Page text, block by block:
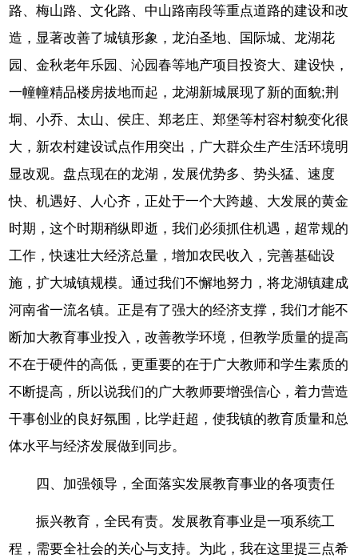
路、梅山路、文化路、中山路南段等重点道路的建设和改
造，显著改善了城镇形象，龙泊圣地、国际城、龙湖花
园、金秋老年乐园、沁园春等地产项目投资大、建设快，
一幢幢精品楼房拔地而起，龙湖新城展现了新的面貌;荆
垌、小乔、太山、侯庄、郑老庄、郑堡等村容村貌变化很
大，新农村建设试点作用突出，广大群众生产生活环境明
显改观。盘点现在的龙湖，发展优势多、势头猛、速度
快、机遇好、人心齐，正处于一个大跨越、大发展的黄金
时期，这个时期稍纵即逝，我们必须抓住机遇，超常规的
工作，快速壮大经济总量，增加农民收入，完善基础设
施，扩大城镇规模。通过我们不懈地努力，将龙湖镇建成
河南省一流名镇。正是有了强大的经济支撑，我们才能不
断加大教育事业投入，改善教学环境，但教学质量的提高
不在于硬件的高低，更重要的在于广大教师和学生素质的
不断提高，所以说我们的广大教师要增强信心，着力营造
干事创业的良好氛围，比学赶超，使我镇的教育质量和总
体水平与经济发展做到同步。
四、加强领导，全面落实发展教育事业的各项责任
振兴教育，全民有责。发展教育事业是一项系统工
程，需要全社会的关心与支持。为此，我在这里提三点希